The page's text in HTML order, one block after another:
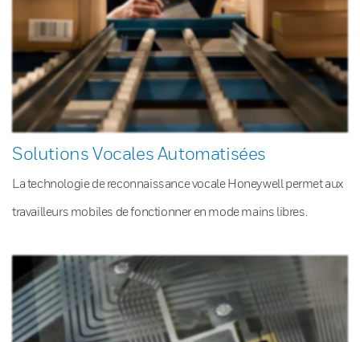
Solutions Vocales Automatisées
La technologie de reconnaissance vocale Honeywell permet aux
travailleurs mobiles de fonctionner en mode mains libres.